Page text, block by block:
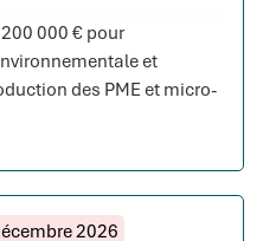
000 € pour
et
des PME et micro-
2026